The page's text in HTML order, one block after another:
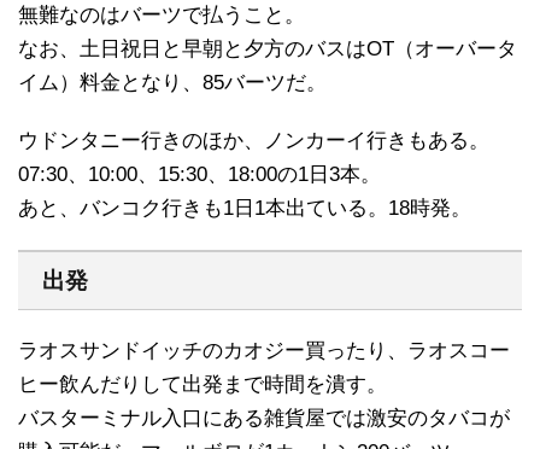
無難なのはバーツで払うこと。
なお、土日祝日と早朝と夕方のバスはOT（オーバータ
イム）料金となり、85バーツだ。
ウドンタニー行きのほか、ノンカーイ行きもある。
07:30、10:00、15:30、18:00の1日3本。
あと、バンコク行きも1日1本出ている。18時発。
出発
ラオスサンドイッチのカオジー買ったり、ラオスコー
ヒー飲んだりして出発まで時間を潰す。
バスターミナル入口にある雑貨屋では激安のタバコが